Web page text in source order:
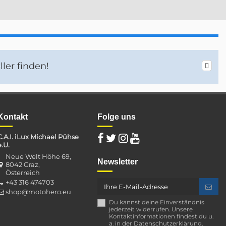
finden!
iLux Michael Pühse
Neue Welt Höhe 69,
8042 Graz,
Österreich
+43 316 474703
shop@motohero.eu
Folge uns
Newsletter
Du kannst deine Einverständnis
jederzeit widerrufen. Unsere
Kontaktinformationen findest du u.
a. in der Datenschutzerklärung.